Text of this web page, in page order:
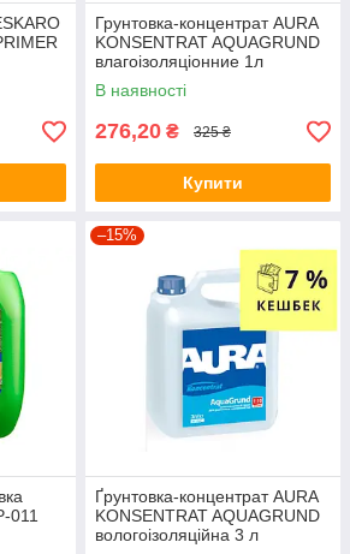
Грунтовка-концентрат AURA
KONSENTRAT AQUAGRUND
влагоізоляціонние 1л
В наявності
276,20 ₴ 325 ₴
Купити
011
–15%
Ґрунтовка-концентрат AURA
KONSENTRAT AQUAGRUND
вологоізоляційна 3 л